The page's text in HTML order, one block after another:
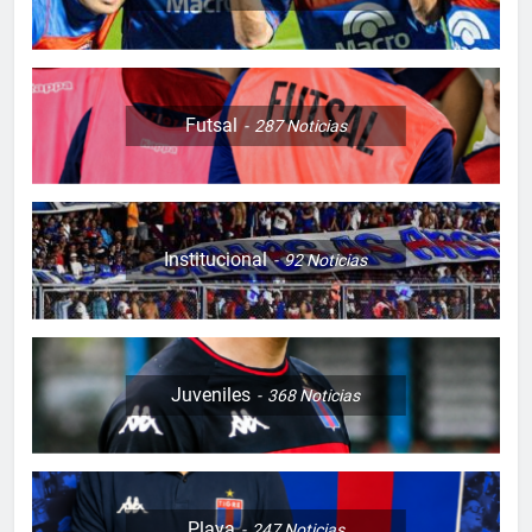
Futsal 287Noticias
Institucional 92Noticias
Juveniles 368Noticias